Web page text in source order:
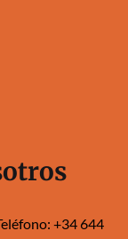
+34 644